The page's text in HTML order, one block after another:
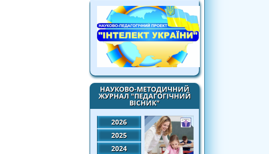
НАУКОВО-МЕТОДИЧНИЙ
ЖУРНАЛ "ПЕДАГОГІЧНИЙ
ВІСНИК"
2026
2025
2024